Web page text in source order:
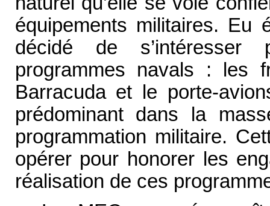
équipements militaires. Eu
décidé de s’intéresser
programmes navals : les
Barracuda et le porte-
prédominant dans la
programmation militaire.
opérer pour honorer les
réalisation de ces